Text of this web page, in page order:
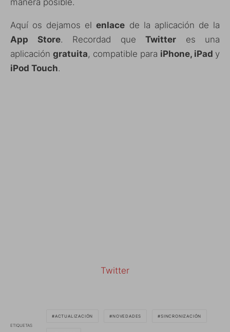
Aquí os dejamos elenlace de la aplicación de la
App Store. Recordad que Twitter es una
aplicación gratuita, compatible para iPhone, iPad y
iPod Touch.
Twitter
ETIQUETAS
ACTUALIZACIÓN NOVEDADES SINCRONIZACIÓN